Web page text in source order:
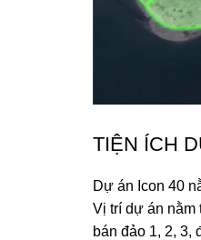
TIỆN ÍCH
Dự án Icon 40
Vị trí dự án nằm
bán đảo 1, 2, 3,